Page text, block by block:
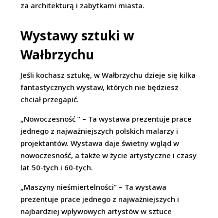
za architekturą i zabytkami miasta.
Wystawy sztuki w
Wałbrzychu
Jeśli kochasz sztukę, w Wałbrzychu dzieje się kilka
fantastycznych wystaw, których nie będziesz
chciał przegapić.
„Nowoczesność ” – Ta wystawa prezentuje prace
jednego z najważniejszych polskich malarzy i
projektantów. Wystawa daje świetny wgląd w
nowoczesność, a także w życie artystyczne i czasy
lat 50-tych i 60-tych.
„Maszyny nieśmiertelności” – Ta wystawa
prezentuje prace jednego z najważniejszych i
najbardziej wpływowych artystów w sztuce